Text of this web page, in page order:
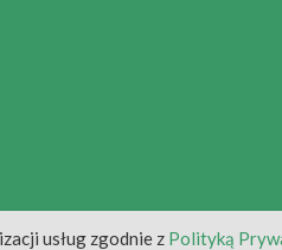
usług zgodnie z Polityką